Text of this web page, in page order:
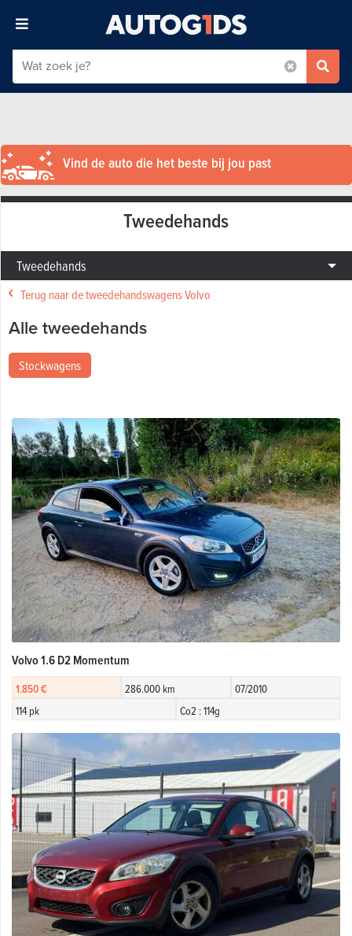
Vind de auto die het beste bij jou past
Tweedehands
Tweedehands
Terug naar de tweedehandswagens Volvo
Alle tweedehands
Stockwagens
Volvo 1.6 D2 Momentum
1.850 € 286.000 km
07/2010
114 pk
Co2 : 114g